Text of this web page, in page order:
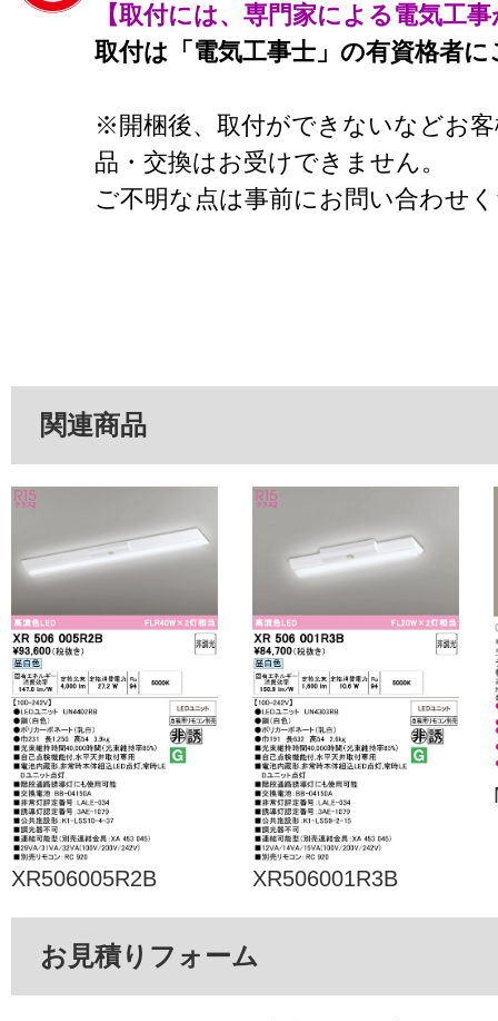
【取付には、専門家による電気工
取付は「電気工事士」の有資格者
※開梱後、取付ができないなどお
品・交換はお受けできません。
ご不明な点は事前にお問い合わせ
関連商品
XR506005R2B XR506001R3B
お見積りフォーム